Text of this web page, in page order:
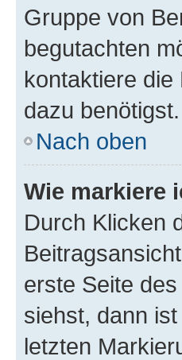
Gruppe von
begutachten
kontaktiere
dazu benötigst.
Nach oben
Wie markiere
Durch Klicken
erste Seite
siehst, dann
letzten